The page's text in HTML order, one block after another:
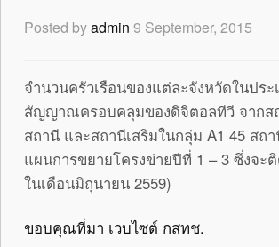
Posted byadmin 9 September, 2015
จำนวนครัวเรือนของแต่ละจังหวัดในปร
สัญญาณครอบคลุมของดิจิตอลทีวี จากส
สถานี และสถานีเสริมในกลุ่ม A1 45 สถ
แผนการขยายโครงข่ายปีที่ 1 – 3 ซึ่งจะ
ในเดือนมิถุนายน 2559)
ขอบคุณที่มา เวบไซต์ กสทช.